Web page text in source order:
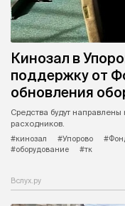
Кинозал в
поддержку от
обновления
Средства будут
расходников.
#кинозал
#Упорово
#оборудование
#тк
Вслух.ру